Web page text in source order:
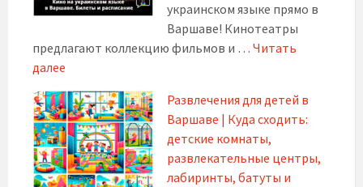
украинском языке прямо в
Варшаве! Кинотеатры
предлагают коллекцию фильмов и … Читать
далее
Развлечения для детей в
Варшаве | Куда сходить:
детские комнаты,
развлекательные центры,
лабиринты, батуты и